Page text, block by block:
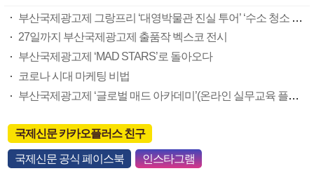
부산국제광고제 그랑프리 ‘대영박물관 진실 투어’ ‘수소 청소 트럭’
27일까지 부산국제광고제 출품작 벡스코 전시
부산국제광고제 ‘MAD STARS’로 돌아오다
코로나 시대 마케팅 비법
부산국제광고제 ‘글로벌 매드 아카데미’(온라인 실무교육 플랫폼) 신설
국제신문 카카오플러스 친구
국제신문 공식 페이스북 인스타그램